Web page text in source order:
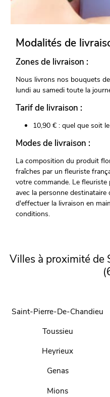
Modalités de
Zones de livraison :
Nous livrons nos bouquets
lundi au samedi toute la
Tarif de livraison :
10,90 € : quel que soit
Modes de livraison :
La composition du produit
fraîches par un fleuriste
votre commande. Le
avec la personne
d'effectuer la livraison en
conditions.
Villes à proximité
Saint-Pierre-De-Chandieu
Toussieu
Heyrieux
Genas
Mions